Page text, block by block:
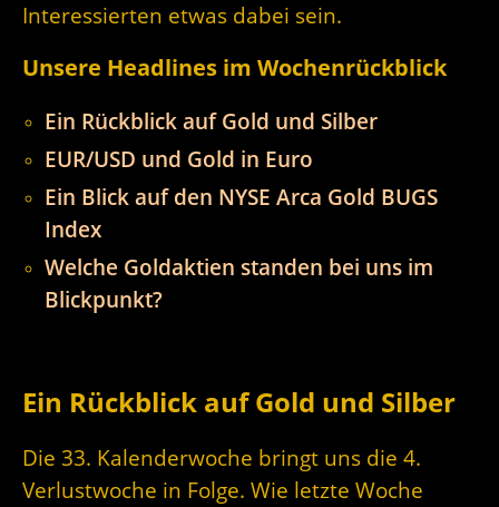
Interessierten etwas dabei sein.
Unsere Headlines im Wochenrückblick
Ein Rückblick auf Gold und Silber
EUR/USD und Gold in Euro
Ein Blick auf den NYSE Arca Gold BUGS
Index
Welche Goldaktien standen bei uns im
Blickpunkt?
Ein Rückblick auf Gold und Silber
Die 33. Kalenderwoche bringt uns die 4.
Verlustwoche in Folge. Wie letzte Woche